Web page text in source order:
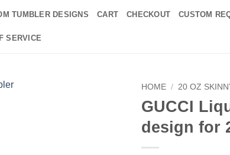
TUMBLER DESIGNS CART CHECKOUT CUSTOM
SERVICE
HOME / 20 OZ
GUCCI
design for